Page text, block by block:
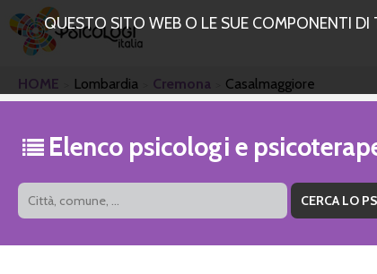
QUESTO SITO WEB O LE SUE COMPONENTI DI
HOME Lombardia Cremona Casalmaggiore
Elenco psicologi e